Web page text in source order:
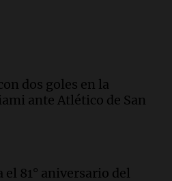
de Invierno con
de 20 países
San Luis dejó tres
dos goles en la
ante Atlético de San
81° aniversario del